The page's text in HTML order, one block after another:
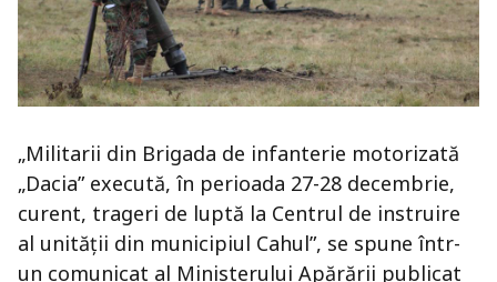
„Militarii din Brigada de infanterie motorizată
„Dacia” execută, în perioada 27-28 decembrie,
curent, trageri de luptă la Centrul de instruire
al unității din municipiul Cahul”, se spune într-
un comunicat al Ministerului Apărării publicat